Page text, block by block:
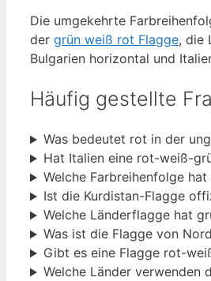
Die umgekehrte
der grün weiß rot Flagge, die
Bulgarien horizontal und
Häufig gestellte
Was bedeutet rot in der
Hat Italien eine rot-weiß-
Welche Farbreihenfolge
Ist die Kurdistan-Flagge
Welche Länderflagge hat
Was ist die Flagge von
Gibt es eine Flagge rot-
Welche Länder verwenden